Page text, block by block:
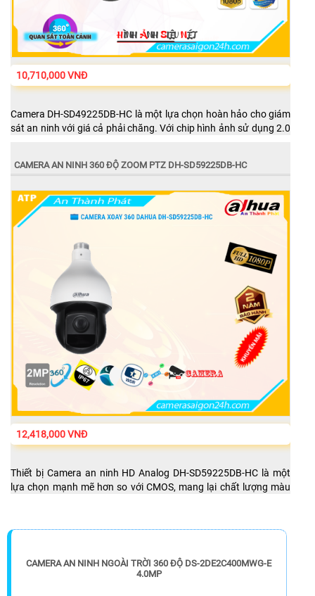
10,710,000 VNĐ
Camera DH-SD49225DB-HC là một lựa chọn hoàn hảo cho giám
sát an ninh với giá cả phải chăng. Với chip hình ảnh sử dụng 2.0
120db, camera cho phép bạn xem hình ảnh rõ ràng
CAMERA AN NINH 360 ĐỘ ZOOM PTZ DH-SD59225DB-HC
12,418,000 VNĐ
Thiết bị Camera an ninh HD Analog DH-SD59225DB-HC là một
lựa chọn mạnh mẽ hơn so với CMOS, mang lại chất lượng màu
nghệ hình ảnh như AHD, CVI, TVI, BCS HD, giúp hệ thống ổn
CAMERA AN NINH NGOÀI TRỜI 360 ĐỘ DS-2DE2C400MWG-E
4.0MP